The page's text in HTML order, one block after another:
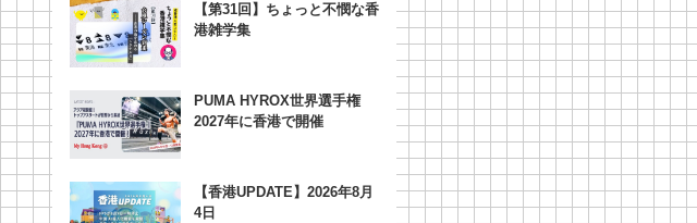
【第31回】ちょっと不憫な香
港雑学集
PUMA HYROX世界選手権
2027年に香港で開催
【香港UPDATE】2026年8月
4日